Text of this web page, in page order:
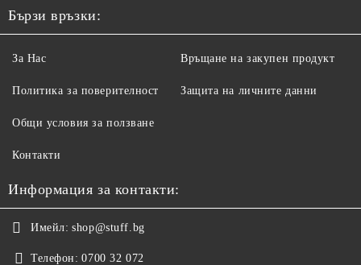
Бързи връзки:
За Нас
Политика за поверителност
Общи условия за ползване
Контакти
Връщане на закупен продукт
Защита на личните данни
Информация за контакти:
Имейл: shop@stuff.bg
Телефон: 0700 32 072